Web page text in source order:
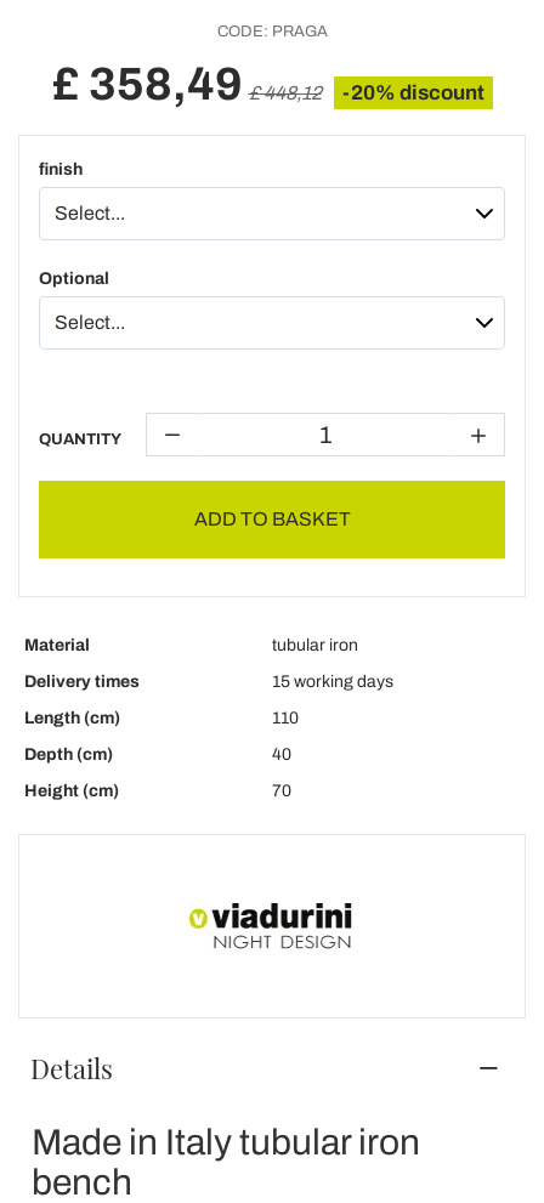
CODE: PRAGA
£ 358,49 £ 448,12 -20% discount
finish
Optional
QUANTITY
ADD TO BASKET
Material
tubular iron
Delivery times
15 working days
Length (cm)
110
Depth (cm)
40
Height (cm)
70
Details
Made in Italy tubular iron
bench